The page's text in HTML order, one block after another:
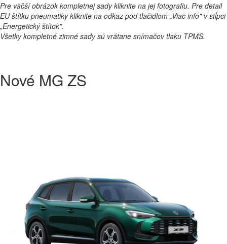
Pre väčší obrázok kompletnej sady kliknite na jej fotografiu. Pre detail
EU štítku pneumatiky kliknite na odkaz pod tlačidlom „Viac info" v stĺpci
„Energetický štítok".
Všetky kompletné zimné sady sú vrátane snímačov tlaku TPMS.
Nové MG ZS